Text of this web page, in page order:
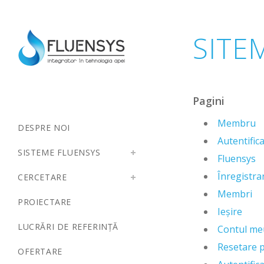
DESPRE NOI
SISTEME FLUENSYS
CERCETARE
PROIECTARE
LUCRĂRI DE REFERINȚĂ
OFERTARE
Pagini
Membru
Fluensys
Membri
Ieșire
Contul
Resetare